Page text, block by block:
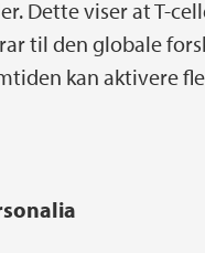
Dette viser at T-
til den globale
kan aktivere